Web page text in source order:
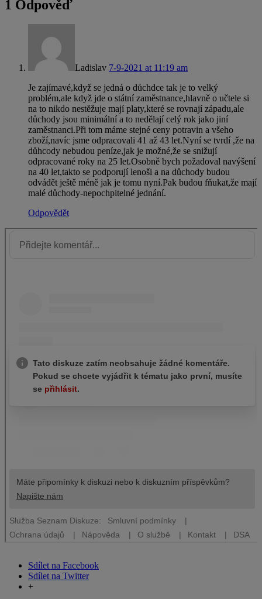
1 Odpověď
Ladislav 7-9-2021 at 11:19 am
Je zajímavé,když se jedná o důchdce tak je to velký
problém,ale když jde o státní zaměstnance,hlavně o učtele si
na to nikdo nestěžuje mají platy,které se rovnají západu,ale
důchody jsou minimální a to nedělají celý rok jako jiní
zaměstnanci.Při tom máme stejné ceny potravin a všeho
zboží,navíc jsme odpracovali 41 až 43 let.Nyní se tvrdí ,že na
důhcody nebudou peníze,jak je možné,že se snižují
odpracované roky na 25 let.Osobně bych požadoval navýšení
na 40 let,takto se podporují lenoši a na důchody budou
odvádět ještě méně jak je tomu nyní.Pak budou fňukat,že mají
malé důchody-nepochpitelné jednání.
Odpovědět
Sdílet na Facebook
Sdílet na Twitter
+